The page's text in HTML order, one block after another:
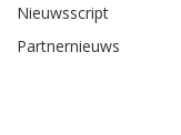
Nieuwsscript
Partnernieuws